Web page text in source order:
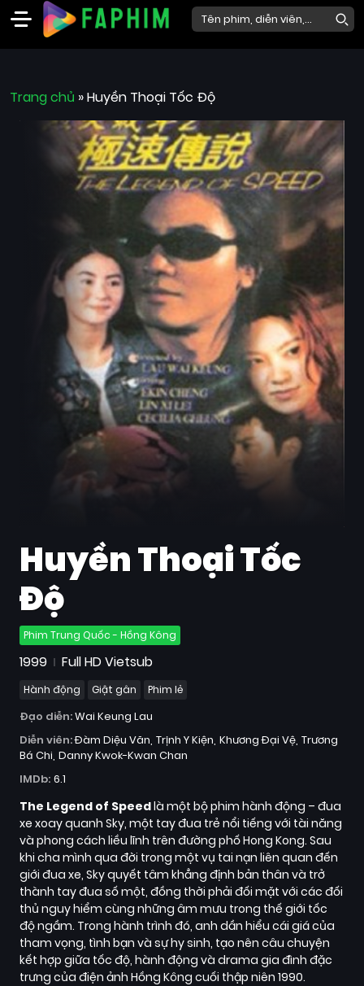
Phim
Mới
Chiếu
Quốc
Trang chủ »Huyền Thoại Tốc Độ
Huyền Thoại Tốc
Độ
Phim Trung Quốc - Hồng Kông
1999 Full HD Vietsub
Hành động Giật gân Phim lẻ
Đạo diễn:Wai Keung Lau
Diễn viên:Đàm Diệu Văn Trịnh Y Kiện Khương Đại Vệ Trương
Bá Chi Danny Kwok-Kwan Chan
IMDb: 6.1
The Legend of Speedlà một bộ phim hành động – đua
xe xoay quanh Sky, một tay đua trẻ nổi tiếng với tài năng
và phong cách liều lĩnh trên đường phố Hong Kong. Sau
khi cha mình qua đời trong một vụ tai nạn liên quan đến
giới đua xe, Sky quyết tâm khẳng định bản thân và trở
thành tay đua số một, đồng thời phải đối mặt với các đối
thủ nguy hiểm cùng những âm mưu trong thế giới tốc
độ ngầm. Trong hành trình đó, anh dần hiểu cái giá của
tham vọng, tình bạn và sự hy sinh, tạo nên câu chuyện
kết hợp giữa tốc độ, hành động và drama gia đình đặc
trưng của điện ảnh Hồng Kông cuối thập niên 1990.